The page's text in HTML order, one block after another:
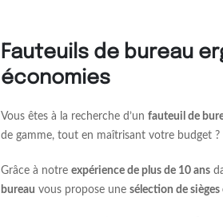
Fauteuils de bureau
économies
Vous êtes à la recherche d’un fauteuil de
de gamme, tout en maîtrisant votre budget ?
Grâce à notre expérience de plus de 10 ans
bureau vous propose une sélection de